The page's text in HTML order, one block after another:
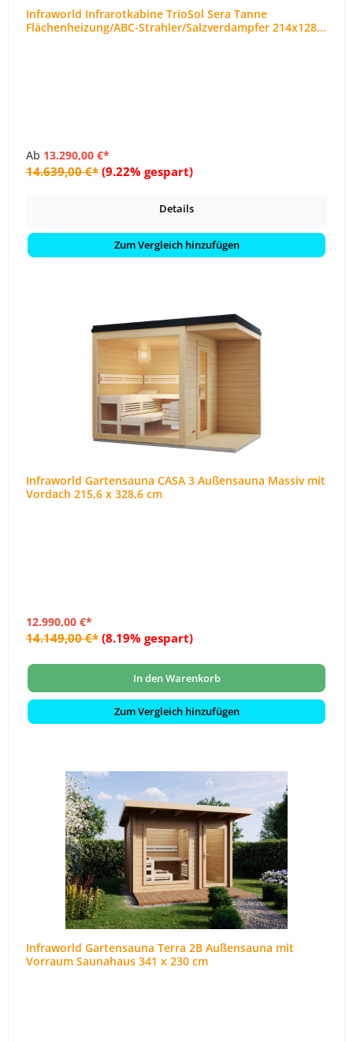
Infraworld Infrarotkabine TrioSol Sera Tanne
Flächenheizung/ABC-Strahler/Salzverdampfer 214x128
Ab 13.290,00 €*
14.639,00 €* (9.22% gespart)
Details
Zum Vergleich hinzufügen
Infraworld Gartensauna CASA 3 Außensauna Massiv mit
Vordach 215,6 x 328,6 cm
12.990,00 €*
14.149,00 €* (8.19% gespart)
In den Warenkorb
Zum Vergleich hinzufügen
Infraworld Gartensauna Terra 2B Außensauna mit
Vorraum Saunahaus 341 x 230 cm